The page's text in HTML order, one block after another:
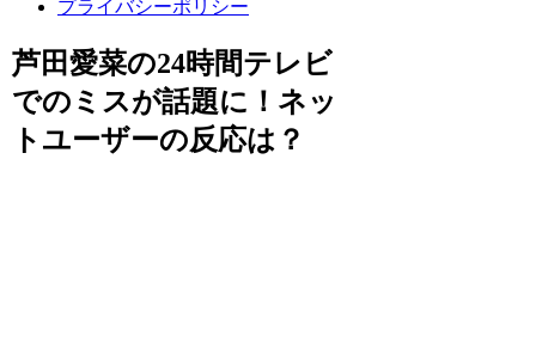
プライバシーポリシー
芦田愛菜の24時間テレビ
でのミスが話題に！ネッ
トユーザーの反応は？